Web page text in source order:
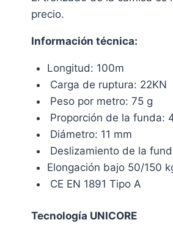
precio.
Información técnica:
Longitud: 100m
Carga de ruptura: 22KN
Peso por metro: 75 g
Proporción de la funda:
Diámetro: 11 mm
Deslizamiento de la
Elongación bajo 50/150
CE EN 1891 Tipo A
Tecnología UNICORE